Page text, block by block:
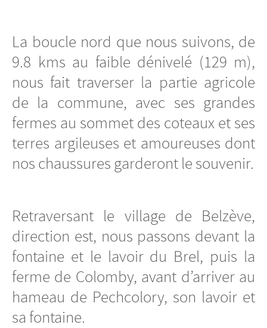
La boucle nord que nous suivons, de
9.8 kms au faible dénivelé (129 m),
nous fait traverser la partie agricole
de la commune, avec ses grandes
fermes au sommet des coteaux et ses
terres argileuses et amoureuses dont
nos chaussures garderont le souvenir.
Retraversant le village de Belzève,
direction est, nous passons devant la
fontaine et le lavoir du Brel, puis la
ferme de Colomby, avant d’arriver au
hameau de Pechcolory, son lavoir et
sa fontaine.